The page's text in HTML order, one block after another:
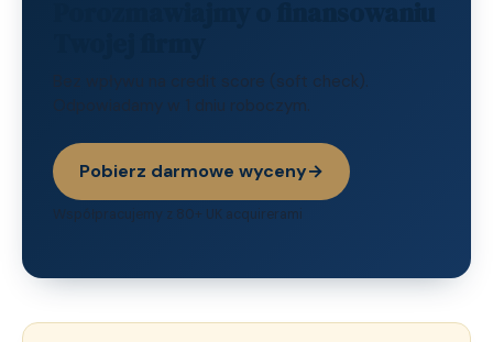
Bez wpływu na credit score (soft check).
Odpowiadamy w 1 dniu roboczym.
Pobierz darmowe wyceny→
Współpracujemy z 80+ UK acquirerami